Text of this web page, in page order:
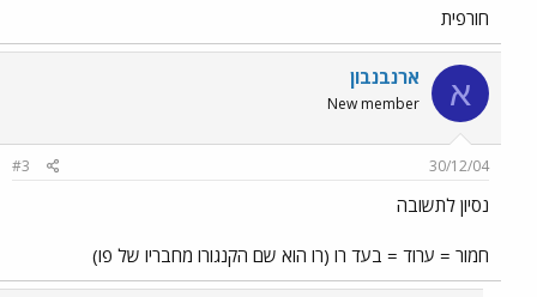
חורפית
א ארנבנבון
New member
30/12/04
#3
נסיון לתשובה
חמור = ערוד = בעד רו (רו הוא שם הקנגורו מחבריו של פו)